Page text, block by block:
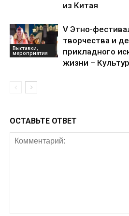
из Китая
Выставки,
мероприятия
V Этно-
творчества и
прикладного
жизни –
ОСТАВЬТЕ ОТВЕТ